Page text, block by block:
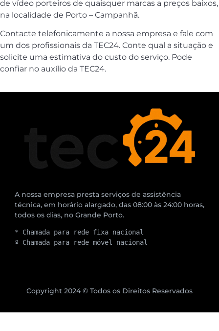
de vídeo porteiros de quaisquer marcas a preços baixos,
na localidade de Porto – Campanhã.
Contacte telefonicamente a nossa empresa e fale com
um dos profissionais da TEC24. Conte qual a situação e
solicite uma estimativa do custo do serviço. Pode
confiar no auxílio da TEC24.
A nossa empresa presta serviços de assistência
técnica, em horário alargado, das 08:00 às 24:00 horas,
todos os dias, no Grande Porto.
* Chamada para rede fixa nacional
º Chamada para rede móvel nacional
Copyright 2024 © Todos os Direitos Reservados